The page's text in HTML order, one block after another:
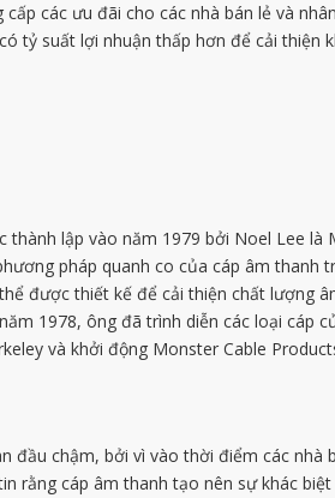
cấp các ưu đãi cho các nhà bán lẻ và
tỷ suất lợi nhuận thấp hơn để cải thiện
thành lập vào năm 1979 bởi Noel Lee là
pháp quanh co của cáp âm thanh
được thiết kế để cải thiện chất lượng
1978, ông đã trình diễn các loại cáp
và khởi động Monster Cable
đầu chậm, bởi vì vào thời điểm các
rằng cáp âm thanh tạo nên sự khác